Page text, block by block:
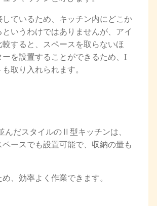
しているため、キッチン内にどこか
というわけではありませんが、アイ
較すると、スペースを取らないほ
ーを設置することができるため、I
取り入れられます。
んだスタイルのⅡ型キッチンは、
ペースでも設置可能で、収納の量も
、効率よく作業できます。